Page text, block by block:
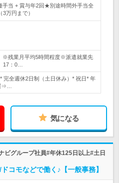
手当 + 賞与年2回★別途時間外手当全
万円まで）
※残業月平均5時間程度※派遣就業先
17：0…
完全週休2日制（土日休み）* 祝日* 年
⇒…
気になる
ビグループ社員#年休125日以上#土日
コモなどで働く♪【一般事務】